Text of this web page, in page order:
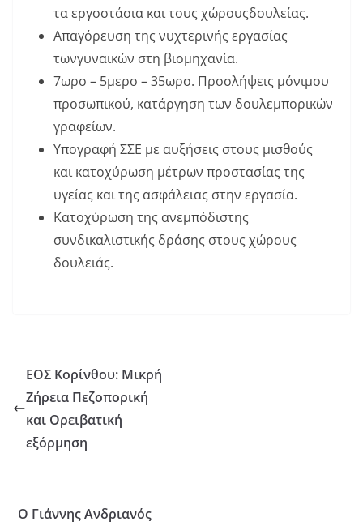
τα εργοστάσια και τους χώρουςδουλείας.
Απαγόρευση της νυχτερινής εργασίας
τωνγυναικών στη βιομηχανία.
7ωρο – 5μερο – 35ωρο. Προσλήψεις μόνιμου
προσωπικού, κατάργηση των δουλεμπορικών
γραφείων.
Υπογραφή ΣΣΕ με αυξήσεις στους μισθούς
και κατοχύρωση μέτρων προστασίας της
υγείας και της ασφάλειας στην εργασία.
Κατοχύρωση της ανεμπόδιστης
συνδικαλιστικής δράσης στους χώρους
δουλειάς.
ΕΟΣ Κορίνθου: Μικρή
Ζήρεια Πεζοπορική
και Ορειβατική
εξόρμηση
Ο Γιάννης Ανδριανός